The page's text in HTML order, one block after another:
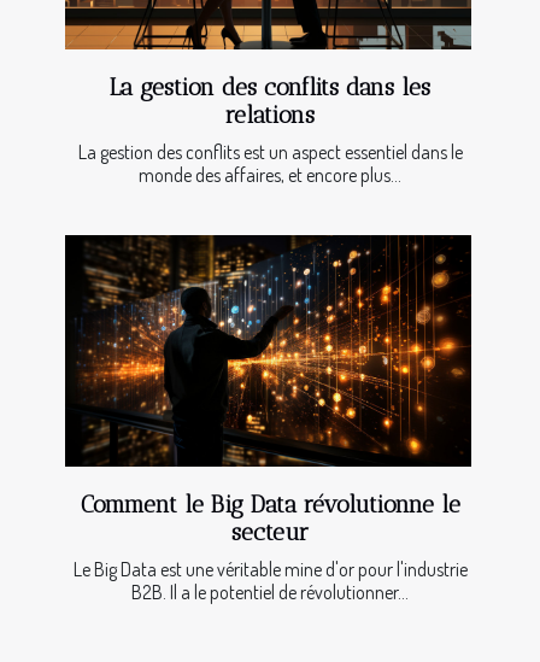
La gestion des conflits dans les
relations
La gestion des conflits est un aspect essentiel dans le
monde des affaires, et encore plus...
Comment le Big Data révolutionne le
secteur
Le Big Data est une véritable mine d'or pour l'industrie
B2B. Il a le potentiel de révolutionner...